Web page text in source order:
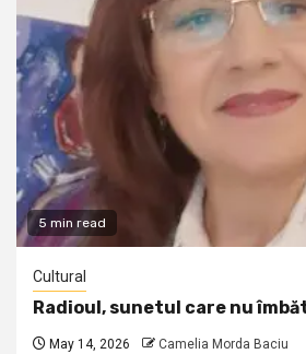
5 min read
Cultural
Radioul, sunetul care nu
May 14, 2026 Camelia Morda Baciu